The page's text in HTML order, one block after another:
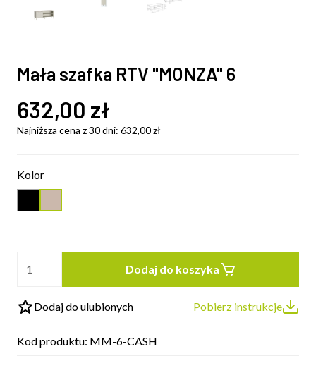
Mała szafka RTV "MONZA" 6
632,00 zł
Najniższa cena z 30 dni: 632,00zł
Kolor
Dodaj do koszyka
Dodaj do ulubionych Pobierz instrukcje
Kod produktu: MM-6-CASH